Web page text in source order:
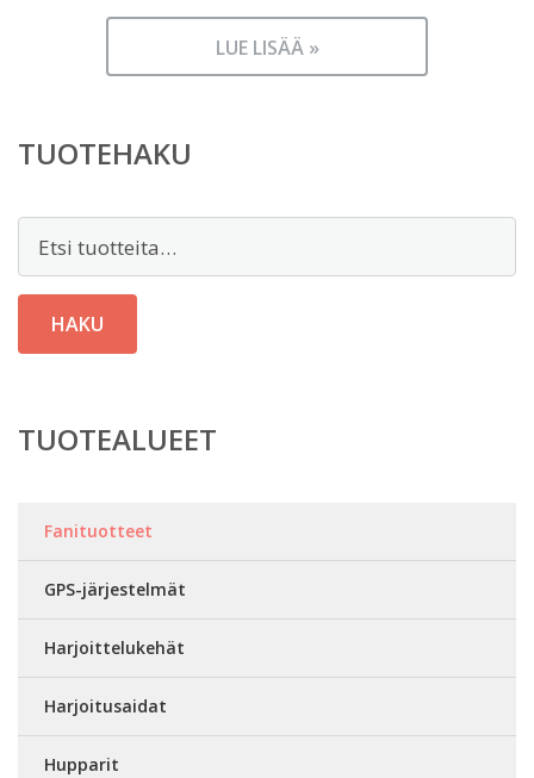
LUE LISÄÄ »
TUOTEHAKU
HAKU
TUOTEALUEET
Fanituotteet
GPS-järjestelmät
Harjoittelukehät
Harjoitusaidat
Hupparit